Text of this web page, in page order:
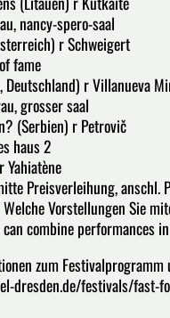
nancy-spero-saal
r Schweigert
fame
Deutschland) r Villanueva
grosser saal
(Serbien) r Petrovič
haus 2
Yahiatène
Preisverleihung, anschl.
Welche Vorstellungen Sie
combine performances
zum Festivalprogramm
dresden.de/festivals/fast-